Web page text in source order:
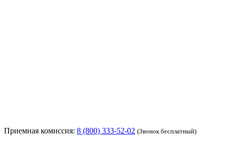
Приемная комиссия: 8 (800) 333-52-02 (Звонок бесплатный)